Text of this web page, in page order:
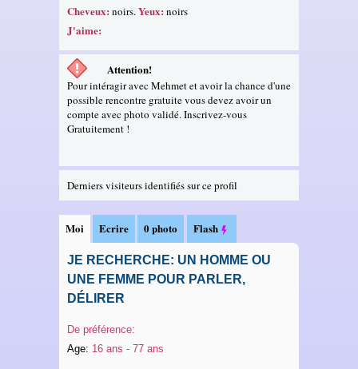
Cheveux: noirs.Yeux: noirs
J'aime:
Attention!
Pour intéragir avec Mehmet et avoir la chance d'une
possible rencontre gratuite vous devez avoir un
compte avec photo validé. Inscrivez-vous
Gratuitement !
Derniers visiteurs identifiés sur ce profil
Moi
JE RECHERCHE: UN HOMME OU
UNE FEMME POUR PARLER,
DÉLIRER
De préférence:
Age: 16 ans - 77 ans
Ecrire 0 photo Flash